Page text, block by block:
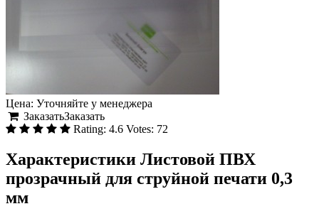
Цена: Уточняйте у менеджера
ЗаказатьЗаказать
Rating: 4.6 Votes: 72
Характеристики Листовой ПВХ
прозрачный для струйной печати 0,3
мм